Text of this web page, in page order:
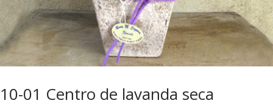
10-01 Centro de lavanda seca